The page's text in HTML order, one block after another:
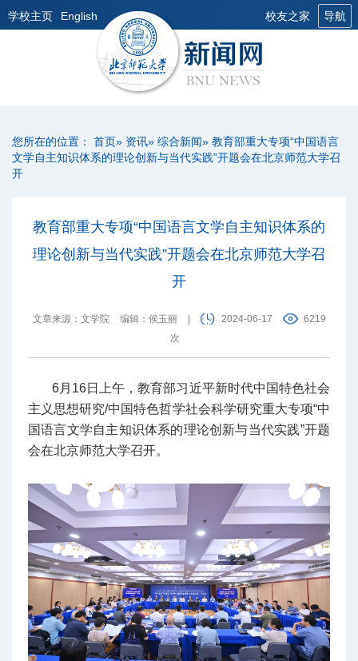
学校主页 English 校友之家 导航
您所在的位置： 首页» 资讯» 综合新闻» 教育部重大专项“中国语言
文学自主知识体系的理论创新与当代实践”开题会在北京师范大学召
开
教育部重大专项“中国语言文学自主知识体系的
理论创新与当代实践”开题会在北京师范大学召
开
文章来源：文学院 编辑：侯玉丽 2024-06-17
6219
次
6月16日上午，教育部习近平新时代中国特色社会
主义思想研究/中国特色哲学社会科学研究重大专项“中
国语言文学自主知识体系的理论创新与当代实践”开题
会在北京师范大学召开。